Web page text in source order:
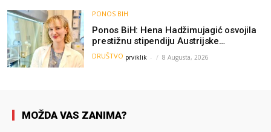
PONOS BIH
Ponos BiH: Hena Hadžimujagić osvojila
prestižnu stipendiju Austrijske
akademije nauka, njeno istraživanje
moglo bi pomoći djeci širom svijeta
DRUŠTVO prviklik - 8 Augusta, 2026
MOŽDA VAS ZANIMA?